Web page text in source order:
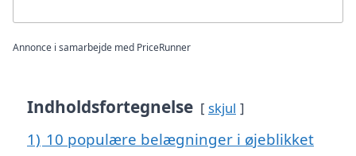
Annonce i samarbejde med PriceRunner
Indholdsfortegnelse skjul
1) 10 populære belægninger i øjeblikket